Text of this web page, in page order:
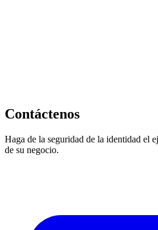
Contáctenos
Haga de la seguridad de la identidad el
de su negocio.